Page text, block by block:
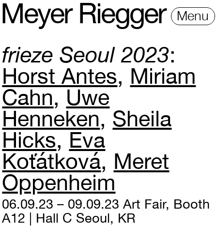
Meyer Riegger Menu
frieze Seoul 2023
Horst Antes Miriam
Cahn Uwe
Henneken Sheila
Hicks Eva
Koťátková Meret
Oppenheim
06.09.23 – 09.09.23 Art Fair, Booth
A12 | Hall C Seoul, KR